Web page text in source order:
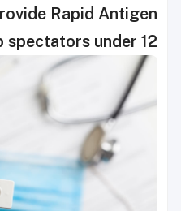
Rapid Antigen
spectators under 12